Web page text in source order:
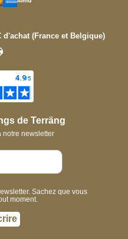
(France et Belgique)
de Terräng
notre newsletter
Sachez que vous
moment.